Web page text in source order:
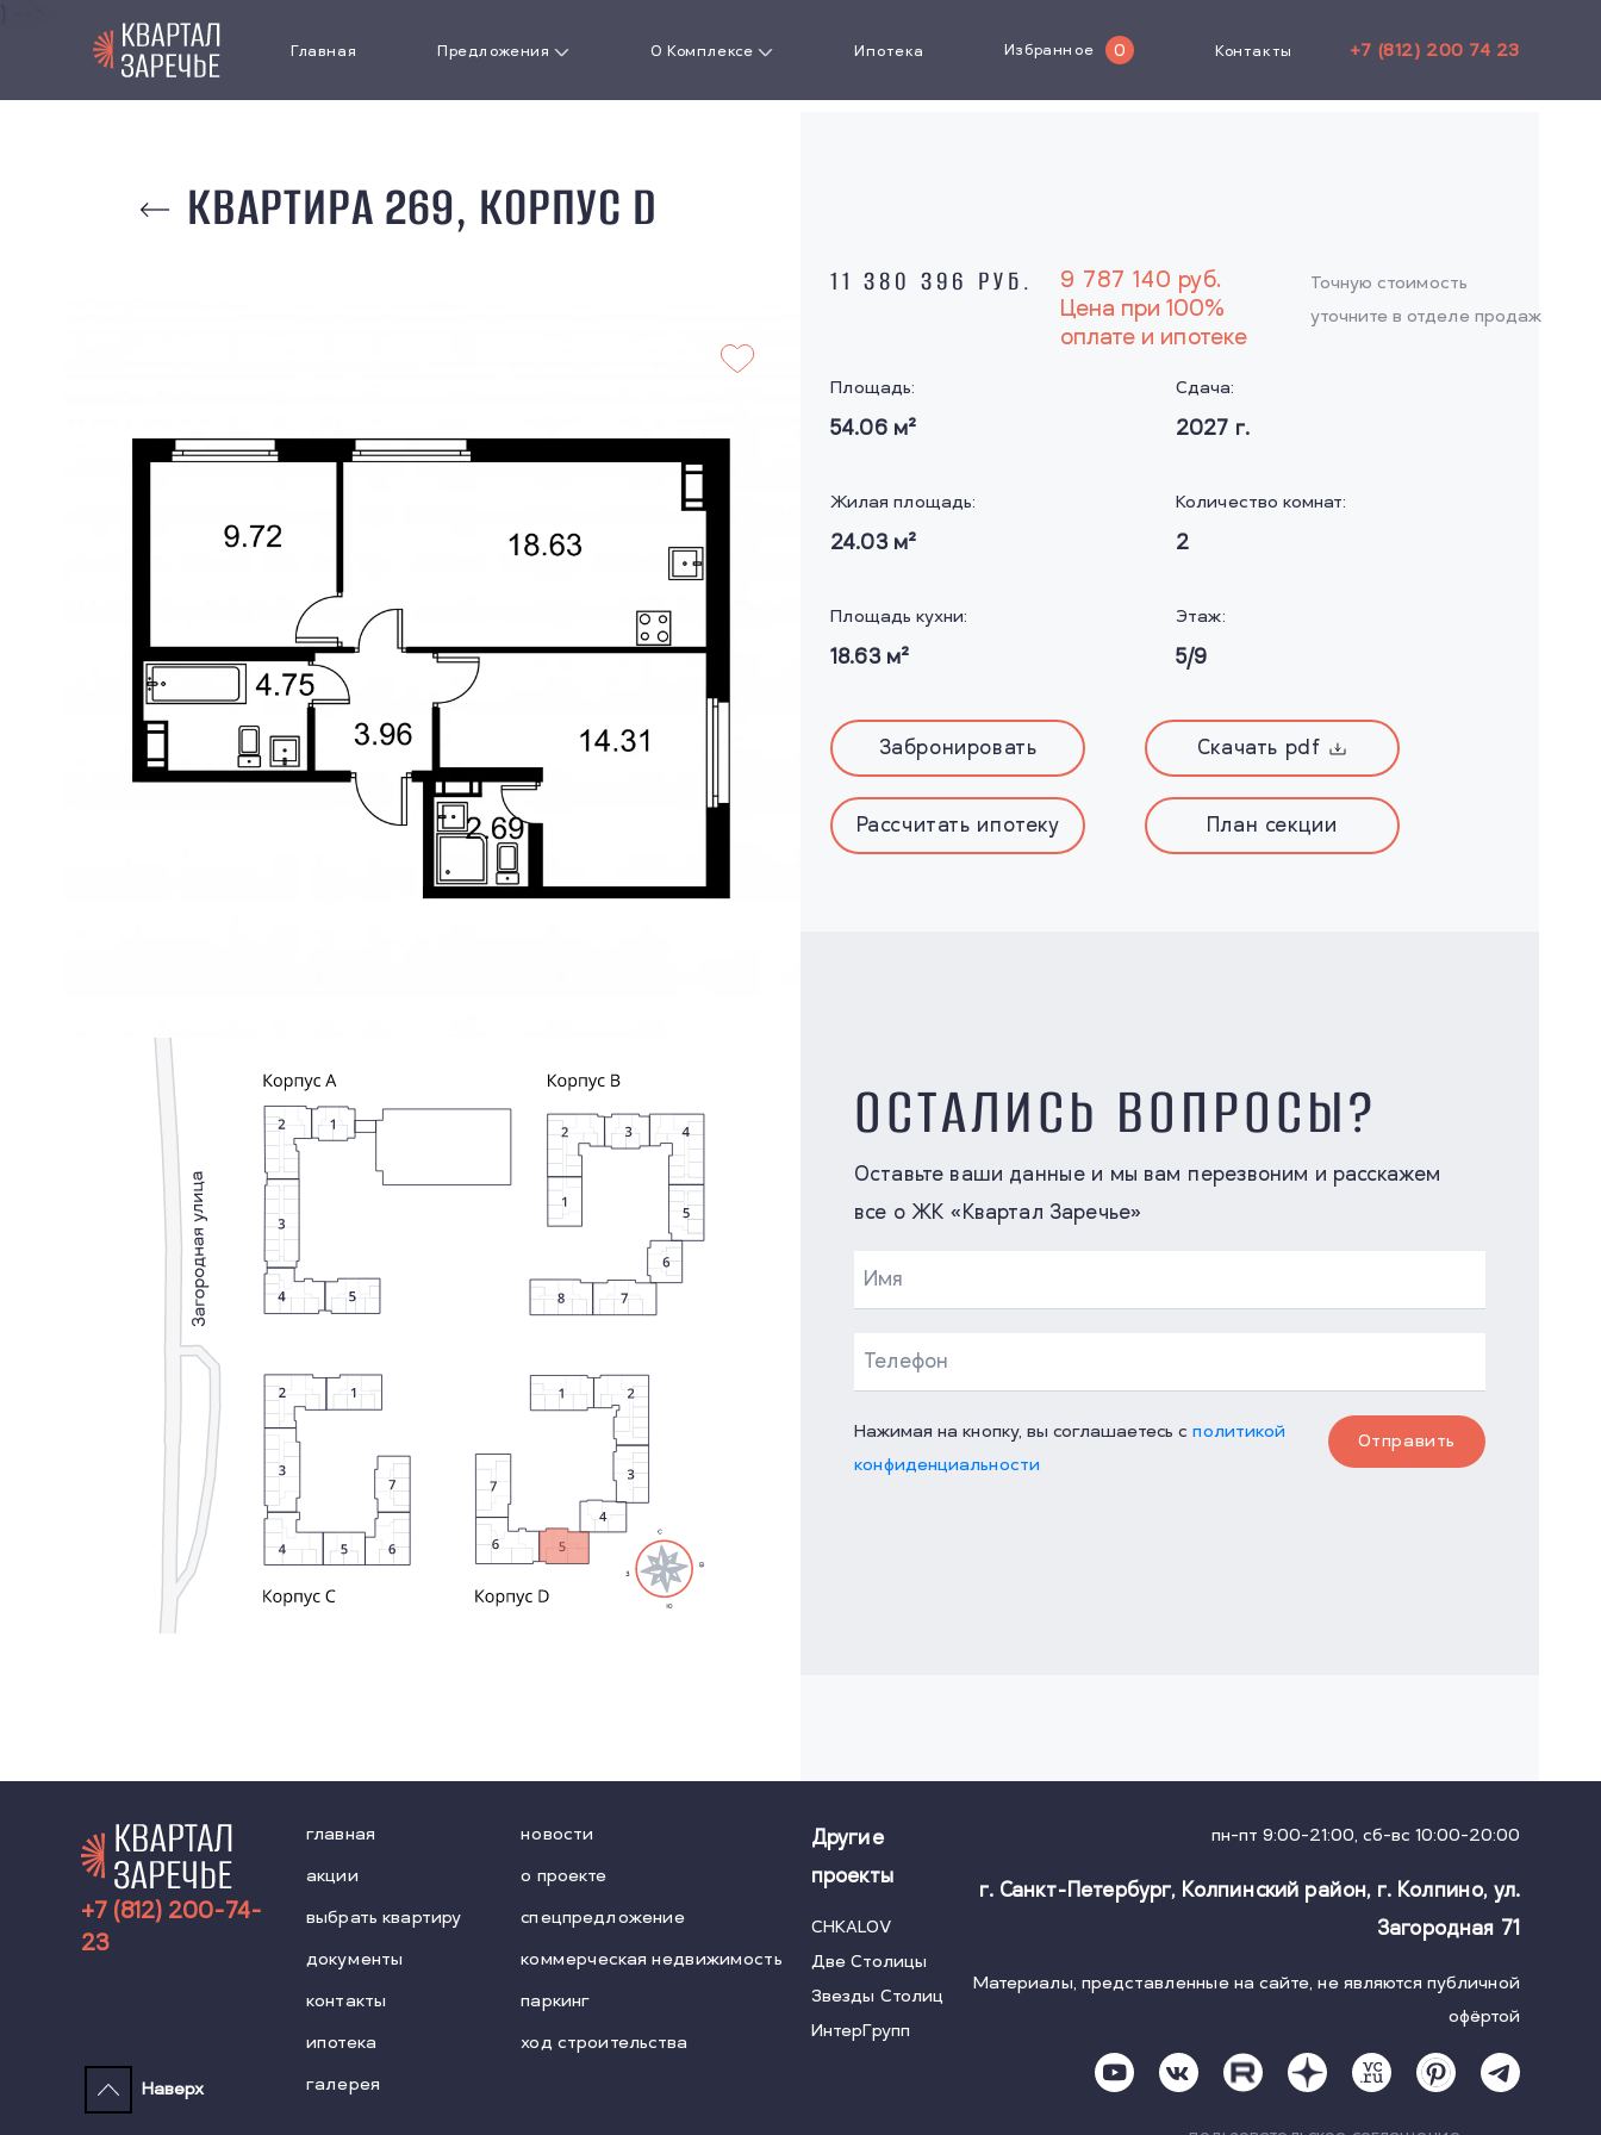
Главная Предложения
Коммерческая
недвижимость
О Комплексе
Галерея
Ипотека Избранное 0 Контакты +7 (812) 200 74 23
КВАРТИРА 269, КОРПУС D
11 380 396 РУБ. 9 787 140 руб.
Цена при 100%
оплате и ипотеке
Точную стоимость
уточните в отделе продаж
Площадь:
54.06м²
Сдача:
2027 г.
Жилая площадь:
24.03м²
Количество комнат:
2
Площадь кухни:
18.63м²
Этаж:
5/9
Забронировать Скачать pdf
Рассчитать ипотеку План секции
ОСТАЛИСЬ ВОПРОСЫ?
Оставьте ваши данные и мы вам перезвоним и расскажем
все о ЖК «Квартал Заречье»
Нажимая на кнопку, вы соглашаетесь сполитикой
конфиденциальности
Отправить
+7 (812) 200-74-
23
главная новости
акции о проекте
выбрать квартиру спецпредложение
документы коммерческая недвижимость
контакты паркинг
ипотека ход строительства
галерея
Другие
проекты
CHKALOV
Две Столицы
Звезды Столиц
ИнтерГрупп
пн-пт 9:00-21:00, сб-вс 10:00-20:00
г. Санкт-Петербург, Колпинский район, г. Колпино, ул.
Загородная 71
Материалы, представленные на сайте, не являются публичной
офёртой
Наверх